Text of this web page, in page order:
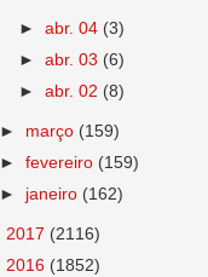
►abr. 04 (3)
►abr. 03 (6)
►abr. 02 (8)
► março (159)
►fevereiro (159)
► janeiro (162)
2017 (2116)
2016 (1852)